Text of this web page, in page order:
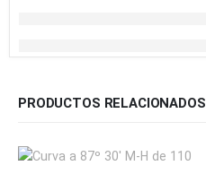
PRODUCTOS RELACIONADOS
Este producto tiene múltiples variantes. Las opciones se pueden elegir en la página de producto